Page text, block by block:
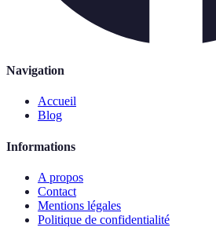
Navigation
Accueil
Blog
Informations
A propos
Contact
Mentions légales
Politique de confidentialité